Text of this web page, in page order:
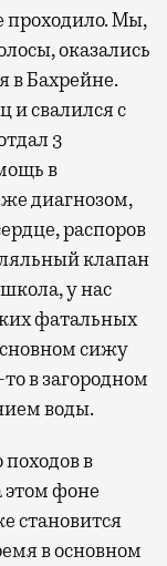
проходило. Мы,
оказались
в Бахрейне.
и свалился с
3
в
диагнозом,
распоров
клапан
у нас
фатальных
сижу
в загородном
воды.
в
этом фоне
становится
в основном